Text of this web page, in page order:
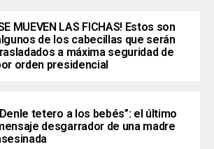
MUEVEN LAS FICHAS! Estos son
de los cabecillas que serán
a máxima seguridad de
orden presidencial
tetero a los bebés”: el último
desgarrador de una madre